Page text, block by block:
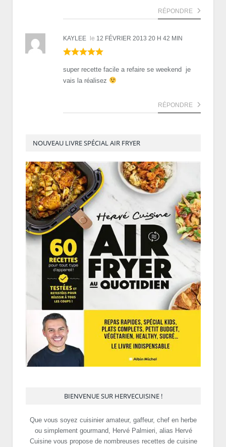
RÉPONDRE
KAYLEE le 12 FÉVRIER 2013 20 H 42 MIN
super recette facile a refaire se weekend je
vais la réalisez
RÉPONDRE
NOUVEAU LIVRE SPÉCIAL AIR FRYER
BIENVENUE SUR HERVECUISINE !
Que vous soyez cuisinier amateur, gaffeur, chef en herbe
ou simplement gourmand, Hervé Palmieri, alias Hervé
Cuisine vous propose de nombreuses recettes de cuisine